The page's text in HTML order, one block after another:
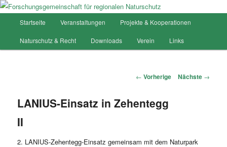
Forschungsgemeinschaft für
Hauptmenü
Zum
Inhalt
Startseite Veranstaltungen Projekte & Kooperationen
Naturschutz & Recht Downloads Verein Links
Artikelnavigation
← Vorherige Nächste →
LANIUS-Einsatz in Zehentegg
II
2. LANIUS-Zehentegg-Einsatz gemeinsam mit dem Naturpark